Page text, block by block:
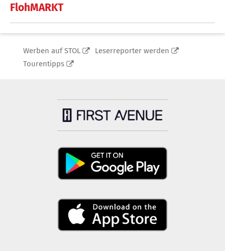
FlohMARKT
Werben auf STOL
Leserreporter werden
Tourentipps